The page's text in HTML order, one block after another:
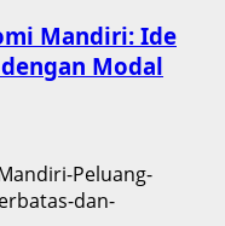
Mandiri: Ide
Modal